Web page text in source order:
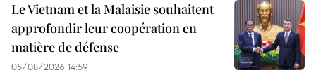
Le Vietnam et la Malaisie souhaitent
approfondir leur coopération en
matière de défense
05/08/2026 14:59